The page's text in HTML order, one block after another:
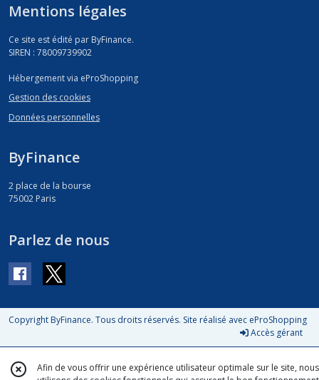
Mentions légales
Ce site est édité par ByFinance.
SIREN : 78009739902
Hébergement via eProShopping
Gestion des cookies
Données personnelles
ByFinance
2 place de la bourse
75002 Paris
Parlez de nous
Copyright ByFinance. Tous droits réservés. Site réalisé avec eProShopping
Accès gérant
Afin de vous offrir une expérience utilisateur optimale sur le site, nous